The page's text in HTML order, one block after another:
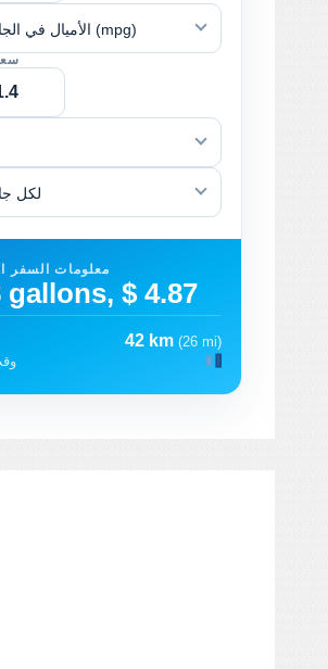
الأميال في الجالون (mpg)
لكل
معلومات السفر
gallons, $ 4.87
42 km (26 mi)